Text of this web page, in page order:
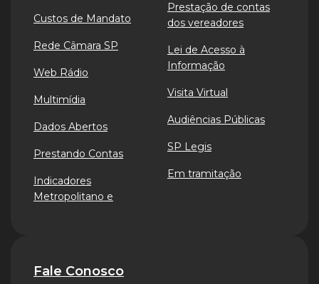
Custos de Mandato
Rede Câmara SP
Web Rádio
Multimídia
Dados Abertos
Prestando Contas
Indicadores
Metropolitano e
Prestação de contas
dos vereadores
Lei de Acesso à
Informação
Visita Virtual
Audiências Públicas
SP Legis
Em tramitação
Fale Conosco